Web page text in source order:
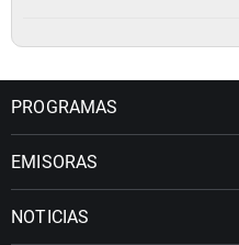
PROGRAMAS
EMISORAS
NOTICIAS